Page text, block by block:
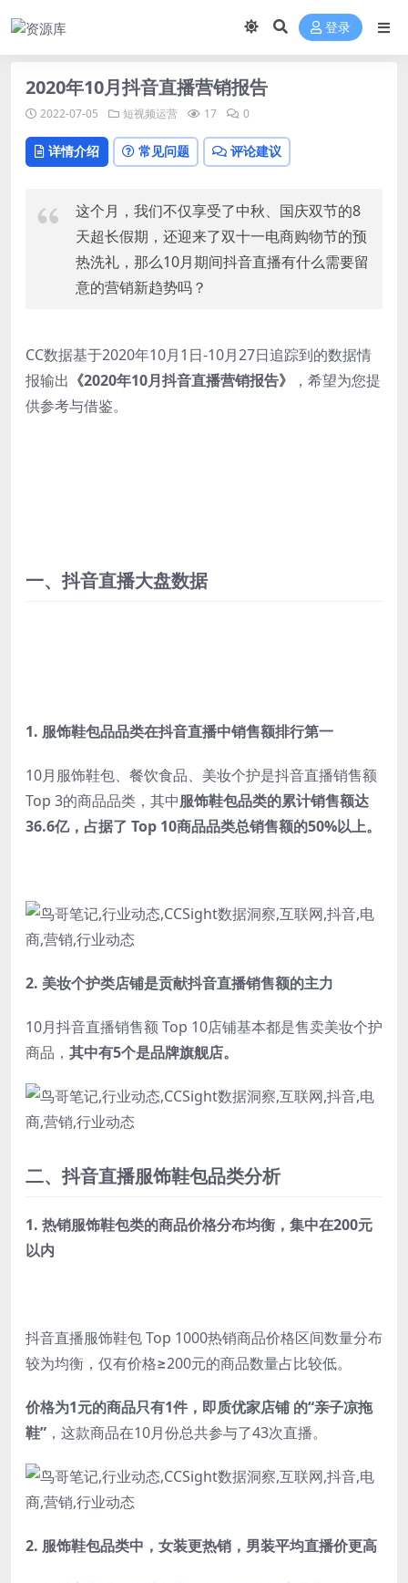
登录
2020年10月抖音直播营销报告
2022-07-05 短视频运营 17 0
详情介绍 常见问题 评论建议
这个月，我们不仅享受了中秋、国庆双节的8
天超长假期，还迎来了双十一电商购物节的预
热洗礼，那么10月期间抖音直播有什么需要留
意的营销新趋势吗？
CC数据基于2020年10月1日-10月27日追踪到的数据情
报输出 《2020年10月抖音直播营销报告》
，希望为您提
供参考与借鉴。
一、抖音直播大盘数据
1. 服饰鞋包品品类在抖音直播中销售额排行第一
10月服饰鞋包、餐饮食品、美妆个护是抖音直播销售额
Top 3的商品品类，其中服饰鞋包品类的累计销售额达
36.6亿，占据了 Top 10商品品类总销售额的50%以上。
2. 美妆个护类店铺是贡献抖音直播销售额的主力
10月抖音直播销售额 Top 10店铺基本都是售卖美妆个护
商品， 其中有5个是品牌旗舰店。
二、抖音直播服饰鞋包品类分析
1. 热销服饰鞋包类的商品价格分布均衡，集中在200元
以内
抖音直播服饰鞋包 Top 1000热销商品价格区间数量分布
较为均衡，仅有价格≥200元的商品数量占比较低。
价格为1元的商品只有1件，即质优家店铺 的“亲子凉拖
鞋” ，这款商品在10月份总共参与了43次直播。
2. 服饰鞋包品类中， 女装更热销，男装平均直播价更高